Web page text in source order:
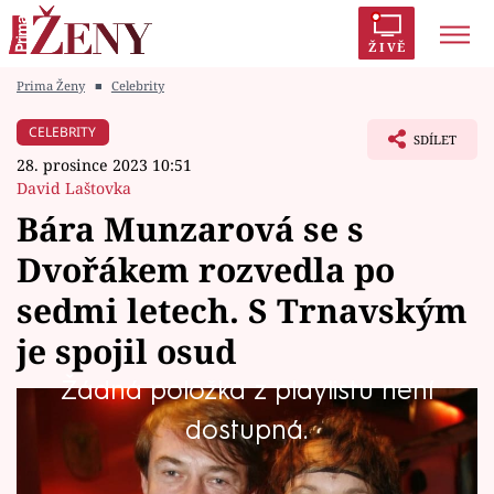
ŽIVĚ
Módní alarm
Témata
Celebrity
Vztahy
Seriály
Prima Ženy ■ Celebrity
CELEBRITY
28. prosince 2023 10:51
David Laštovka
SDÍLET
Bára Munzarová se s
Dvořákem rozvedla po
sedmi letech. S Trnavským
je spojil osud
Žádná položka z playlistu není
dostupná.
Herečka Barbora Munzarová, která 28.
prosince slaví 52. narozeniny, se vdávala
dvakrát. První manželství s hercem a